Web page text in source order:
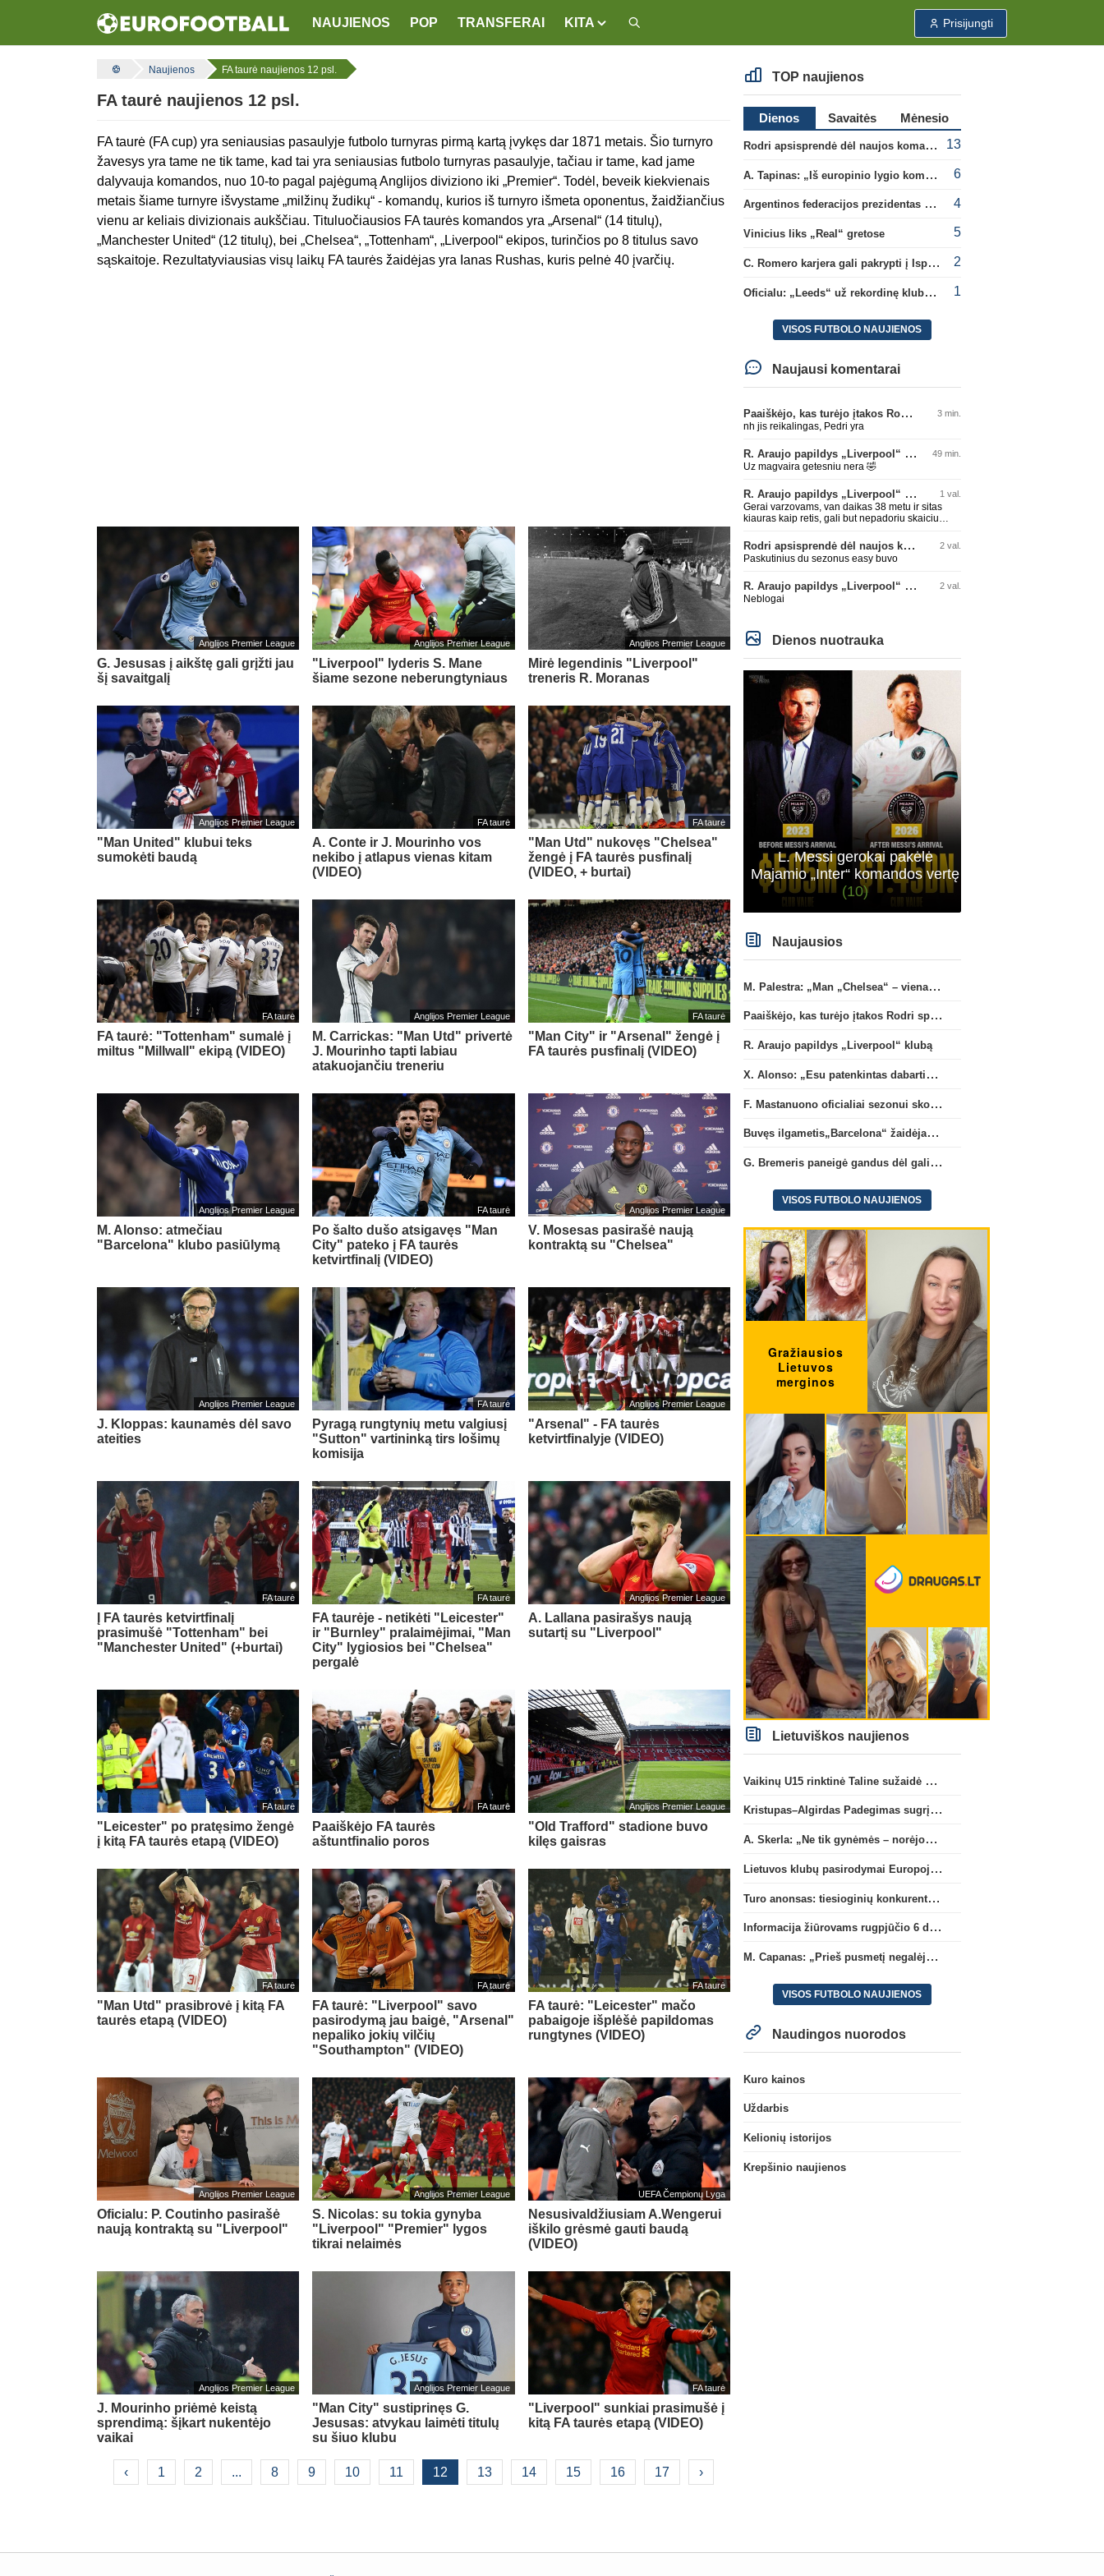
NAUJIENOS POP TRANSFERAI KITA Prisijungti
Naujienos FA taurė naujienos 12 psl.
FA taurė naujienos 12 psl.
FA taurė (FA cup) yra seniausias pasaulyje futbolo turnyras pirmą kartą įvykęs dar 1871 metais. Šio turnyro
žavesys yra tame ne tik tame, kad tai yra seniausias futbolo turnyras pasaulyje, tačiau ir tame, kad jame
dalyvauja komandos, nuo 10-to pagal pajėgumą Anglijos diviziono iki „Premier“. Todėl, beveik kiekvienais
metais šiame turnyre išvystame „milžinų žudikų“ - komandų, kurios iš turnyro išmeta oponentus, žaidžiančius
vienu ar keliais divizionais aukščiau. Tituluočiausios FA taurės komandos yra „Arsenal“ (14 titulų),
„Manchester United“ (12 titulų), bei „Chelsea“, „Tottenham“, „Liverpool“ ekipos, turinčios po 8 titulus savo
sąskaitoje. Rezultatyviausias visų laikų FA taurės žaidėjas yra Ianas Rushas, kuris pelnė 40 įvarčių.
Anglijos Premier League
G. Jesusas į aikštę gali grįžti jau
šį savaitgalį
Anglijos Premier League
"Liverpool" lyderis S. Mane
šiame sezone neberungtyniaus
Anglijos Premier League
Mirė legendinis "Liverpool"
treneris R. Moranas
Anglijos Premier League
"Man United" klubui teks
sumokėti baudą
FA taurė
A. Conte ir J. Mourinho vos
nekibo į atlapus vienas kitam
(VIDEO)
FA taurė
"Man Utd" nukovęs "Chelsea"
žengė į FA taurės pusfinalį
(VIDEO, + burtai)
FA taurė
FA taurė: "Tottenham" sumalė į
miltus "Millwall" ekipą (VIDEO)
Anglijos Premier League
M. Carrickas: "Man Utd" privertė
J. Mourinho tapti labiau
atakuojančiu treneriu
FA taurė
"Man City" ir "Arsenal" žengė į
FA taurės pusfinalį (VIDEO)
Anglijos Premier League
M. Alonso: atmečiau
"Barcelona" klubo pasiūlymą
FA taurė
Po šalto dušo atsigavęs "Man
City" pateko į FA taurės
ketvirtfinalį (VIDEO)
Anglijos Premier League
V. Mosesas pasirašė naują
kontraktą su "Chelsea"
Anglijos Premier League
J. Kloppas: kaunamės dėl savo
ateities
FA taurė
Pyragą rungtynių metu valgiusį
"Sutton" vartininką tirs lošimų
komisija
Anglijos Premier League
"Arsenal" - FA taurės
ketvirtfinalyje (VIDEO)
FA taurė
Į FA taurės ketvirtfinalį
prasimušė "Tottenham" bei
"Manchester United" (+burtai)
FA taurė
FA taurėje - netikėti "Leicester"
ir "Burnley" pralaimėjimai, "Man
City" lygiosios bei "Chelsea"
pergalė
Anglijos Premier League
A. Lallana pasirašys naują
sutartį su "Liverpool"
FA taurė
"Leicester" po pratęsimo žengė
į kitą FA taurės etapą (VIDEO)
FA taurė
Paaiškėjo FA taurės
aštuntfinalio poros
Anglijos Premier League
"Old Trafford" stadione buvo
kilęs gaisras
FA taurė
"Man Utd" prasibrovė į kitą FA
taurės etapą (VIDEO)
FA taurė
FA taurė: "Liverpool" savo
pasirodymą jau baigė, "Arsenal"
nepaliko jokių vilčių
"Southampton" (VIDEO)
FA taurė
FA taurė: "Leicester" mačo
pabaigoje išplėšė papildomas
rungtynes (VIDEO)
Anglijos Premier League
Oficialu: P. Coutinho pasirašė
naują kontraktą su "Liverpool"
Anglijos Premier League
S. Nicolas: su tokia gynyba
"Liverpool" "Premier" lygos
tikrai nelaimės
UEFA Čempionų Lyga
Nesusivaldžiusiam A.Wengerui
iškilo grėsmė gauti baudą
(VIDEO)
Anglijos Premier League
J. Mourinho priėmė keistą
sprendimą: šįkart nukentėjo
vaikai
Anglijos Premier League
"Man City" sustiprinęs G.
Jesusas: atvykau laimėti titulų
su šiuo klubu
FA taurė
"Liverpool" sunkiai prasimušė į
kitą FA taurės etapą (VIDEO)
‹ 1 2 ... 8 9 10 11 12 13 14 15 16 17 ›
TOP naujienos
Dienos Savaitės
Mėnesio
Rodri apsisprendė dėl naujos komandos
13
A. Tapinas: „Iš europinio lygio komandos gavom gerų pamokų“ 6
Argentinos federacijos prezidentas C. Tapia negailėjo pagyrų G. Infantino 4
Vinicius liks „Real“ gretose 5
C. Romero karjera gali pakrypti į Ispaniją 2
Oficialu: „Leeds“ už rekordinę klubui sumą įsigijo Anglijos rinktinės vartininką 1
VISOS FUTBOLO NAUJIENOS
Naujausi komentarai
Paaiškėjo, kas turėjo įtakos Rodri sprendimui pasirinkti Barselonos pusę 3 min.
nh jis reikalingas, Pedri yra
R. Araujo papildys „Liverpool“ klubą 49 min.
Uz magvaira getesniu nera 🤣
R. Araujo papildys „Liverpool“ klubą 1 val.
Gerai varzovams, van daikas 38 metu ir sitas
kiauras kaip retis, gali but nepadoriu skaiciu
Rodri apsisprendė dėl naujos komandos 2 val.
Paskutinius du sezonus easy buvo
R. Araujo papildys „Liverpool“ klubą 2 val.
Neblogai
Dienos nuotrauka
L. Messi gerokai pakėlė
Majamio „Inter“ komandos vertę
(10)
Naujausios
M. Palestra: „Man „Chelsea“ – vienas didžiausių klubų futbole“
Paaiškėjo, kas turėjo įtakos Rodri sprendimui pasirinkti Barselonos pusę
R. Araujo papildys „Liverpool“ klubą
X. Alonso: „Esu patenkintas dabartiniais „Chelsea“ ekipos vartininkais“
F. Mastanuono oficialiai sezonui skolinamas „Fiorentina“ ekipai
Buvęs ilgametis„Barcelona“ žaidėjas S. Roberto artėja link persikėlimo į MLS
G. Bremeris paneigė gandus dėl galimo išvykimo iš „Juventus“ klubo
VISOS FUTBOLO NAUJIENOS
Lietuviškos naujienos
Vaikinų U15 rinktinė Taline sužaidė pirmąsias kontrolines rungtynes
Kristupas–Algirdas Padegimas sugrįžta į FC „Hegelmann” B sudėtį
A. Skerla: „Ne tik gynėmės – norėjome atakuoti“
Lietuvos klubų pasirodymai Europoje: patirti pralaimėjimai Kroatijos atstovams
Turo anonsas: tiesioginių konkurentų dvikova Gargžduose
Informacija žiūrovams rugpjūčio 6 d. UEFA rungtynėms
M. Capanas: „Prieš pusmetį negalėjau net įsivaizduoti, kad žaisime prieš „Hajduk“
VISOS FUTBOLO NAUJIENOS
Naudingos nuorodos
Kuro kainos
Uždarbis
Kelionių istorijos
Krepšinio naujienos